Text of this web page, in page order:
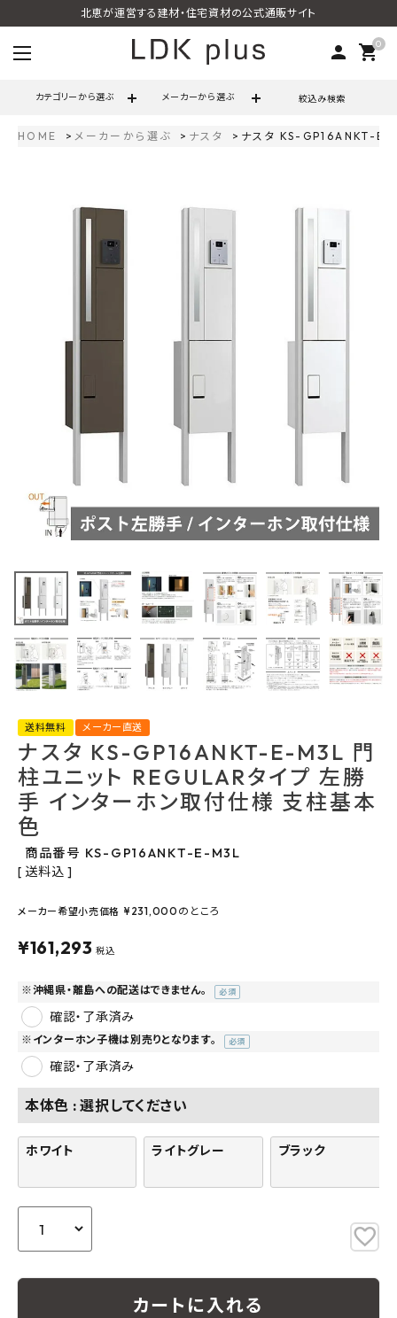
北恵が運営する建材・住宅資材の公式通販サイト
person 0
shopping_cart
カテゴリーから選ぶ メーカーから選ぶ 絞込み検索
営業時間 - 10:00～17:00（定休日 - 土日祝）
ナスタ KS-
ト REGULARタ
イプ 左勝手 イン
ターホン取付仕
様 支柱基本色
(税込)
FAX注文はこちらから
カテゴリーから選ぶ
メーカーから選ぶ
ご利用ガイド
よくあるご質問
お問い合わせ
メルマガ登録
特定商取引法について
プライバシーポリシー
HOME メーカーから選ぶ ナスタ ナスタ KS-GP16ANKT-E-
送料無料 メーカー直送
ナスタ KS-GP16ANKT-E-M3L 門
柱ユニット REGULARタイプ 左勝
手 インターホン取付仕様 支柱基本
色
商品番号 KS-GP16ANKT-E-M3L
送料込
メーカー希望小売価格 ¥ 231,000 のところ
¥161,293 税込
※沖縄県・離島への配送はできません。
(必
確認・了承済み
※インターホン子機は別売りとなります。
(必
確認・了承済み
本体色 選択してください
ホワイト ライトグレー ブラック
カートに入れる